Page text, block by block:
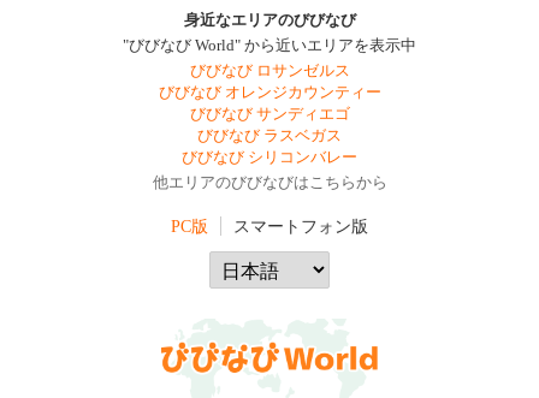
身近なエリアのびびなび
"びびなび World" から近いエリアを表示中
びびなび ロサンゼルス
びびなび オレンジカウンティー
びびなび サンディエゴ
びびなび ラスベガス
びびなび シリコンバレー
他エリアのびびなびはこちらから
PC版 スマートフォン版